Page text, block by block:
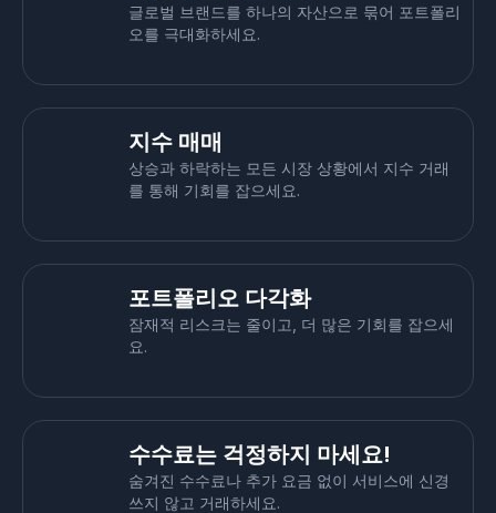
글로벌 브랜드를 하나의 자산으로 묶어 포트폴리
오를 극대화하세요.
지수 매매
상승과 하락하는 모든 시장 상황에서 지수 거래
를 통해 기회를 잡으세요.
포트폴리오 다각화
잠재적 리스크는 줄이고, 더 많은 기회를 잡으세
요.
수수료는 걱정하지 마세요!
숨겨진 수수료나 추가 요금 없이 서비스에 신경
쓰지 않고 거래하세요.